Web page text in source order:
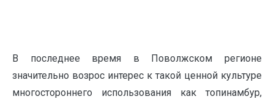
В последнее время в Поволжском регионе
значительно возрос интерес к такой ценной культуре
многостороннего использования как топинамбур,